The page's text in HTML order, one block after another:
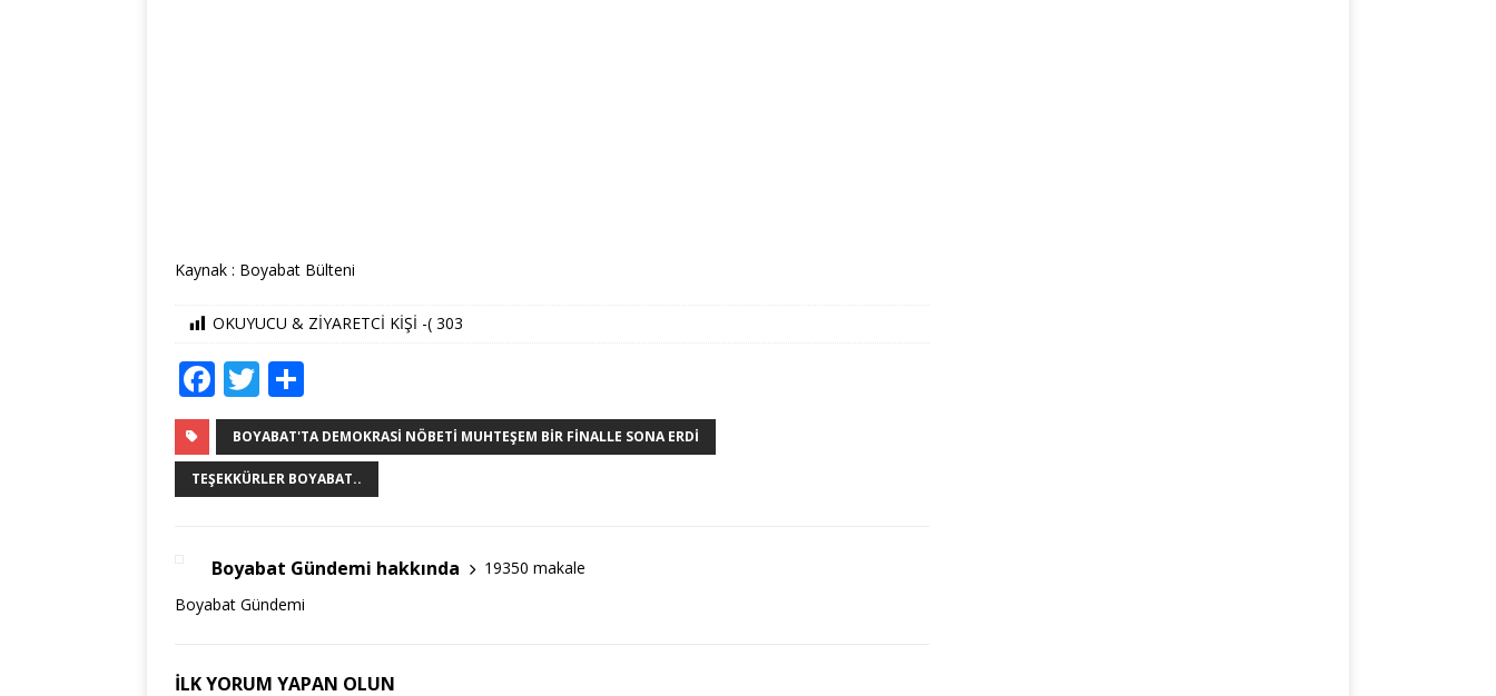
Kaynak : Boyabat Bülteni
OKUYUCU & ZİYARETCİ KİŞİ -( 303
F
a
c
e
o
o
k
T
w
it
te
h
ar
e
BOYABAT'TA DEMOKRASI NÖBETI MUHTEŞEM BIR FINALLE SONA ERDI
TEŞEKKÜRLER BOYABAT..
Boyabat Gündemi hakkında
19350 makale
Boyabat Gündemi
İLK YORUM YAPAN OLUN